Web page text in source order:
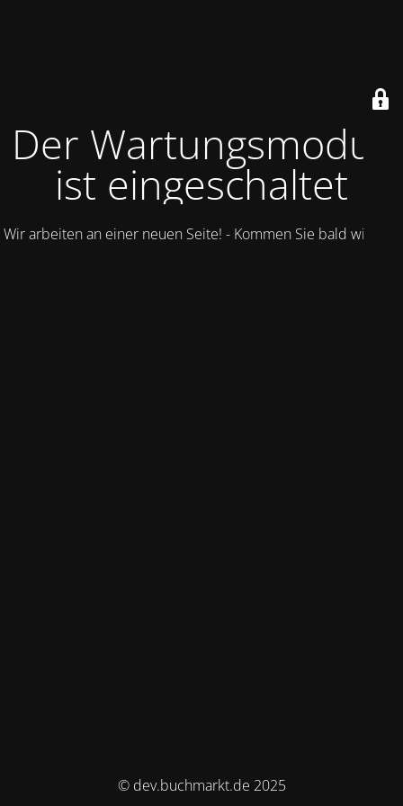
Der Wartungsmodus
ist eingeschaltet
Wir arbeiten an einer neuen Seite! - Kommen Sie bald wieder.
© dev.buchmarkt.de 2025